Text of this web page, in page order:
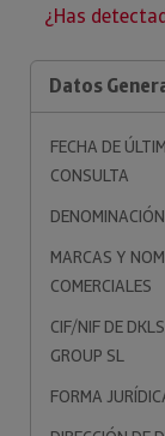
¿Has
Datos
FECHA DE
CONSULTA
DENOMINACIÓN
MARCAS Y
COMERCIALES
CIF/NIF DE
GROUP SL
FORMA